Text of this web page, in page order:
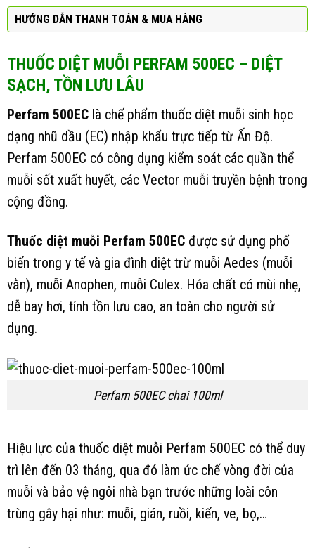
HƯỚNG DẪN THANH TOÁN & MUA HÀNG
THUỐC DIỆT MUỖI PERFAM 500EC – DIỆT
SẠCH, TỒN LƯU LÂU
Perfam 500EC là chế phẩm thuốc diệt muỗi sinh học
dạng nhũ dầu (EC) nhập khẩu trực tiếp từ Ấn Độ.
Perfam 500EC có công dụng kiểm soát các quần thể
muỗi sốt xuất huyết, các Vector muỗi truyền bệnh trong
cộng đồng.
Thuốc diệt muỗi Perfam 500EC được sử dụng phổ
biến trong y tế và gia đình diệt trừ muỗi Aedes (muỗi
vằn), muỗi Anophen, muỗi Culex. Hóa chất có mùi nhẹ,
dễ bay hơi, tính tồn lưu cao, an toàn cho người sử
dụng.
Perfam 500EC chai 100ml
Hiệu lực của thuốc diệt muỗi Perfam 500EC có thể duy
trì lên đến 03 tháng, qua đó làm ức chế vòng đời của
muỗi và bảo vệ ngôi nhà bạn trước những loài côn
trùng gây hại như: muỗi, gián, ruồi, kiến, ve, bọ,…